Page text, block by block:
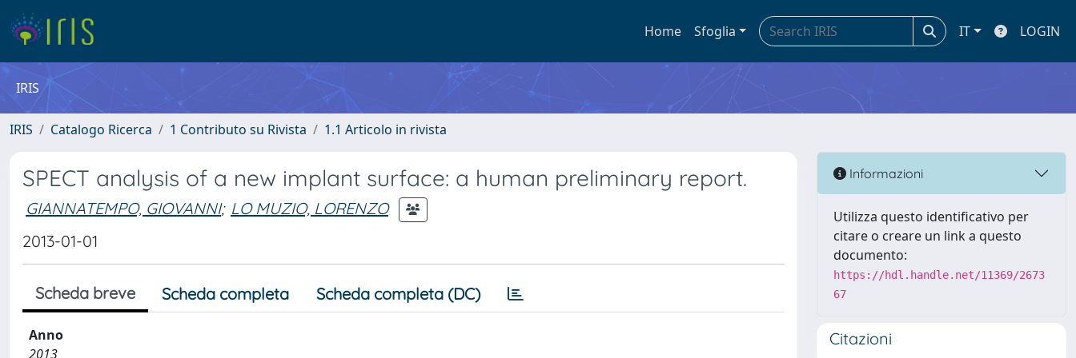
Home Sfoglia IT LOGIN
IRIS
IRIS Catalogo Ricerca 1 Contributo su Rivista 1.1 Articolo in rivista
SPECT analysis of a new implant surface: a human preliminary report.
GIANNATEMPO, GIOVANNI; LO MUZIO, LORENZO
2013-01-01
Scheda breve Scheda completa Scheda completa (DC)
Anno
2013
Informazioni
Utilizza questo identificativo per
citare o creare un link a questo
documento:
https://hdl.handle.net/11369/2673
67
Citazioni